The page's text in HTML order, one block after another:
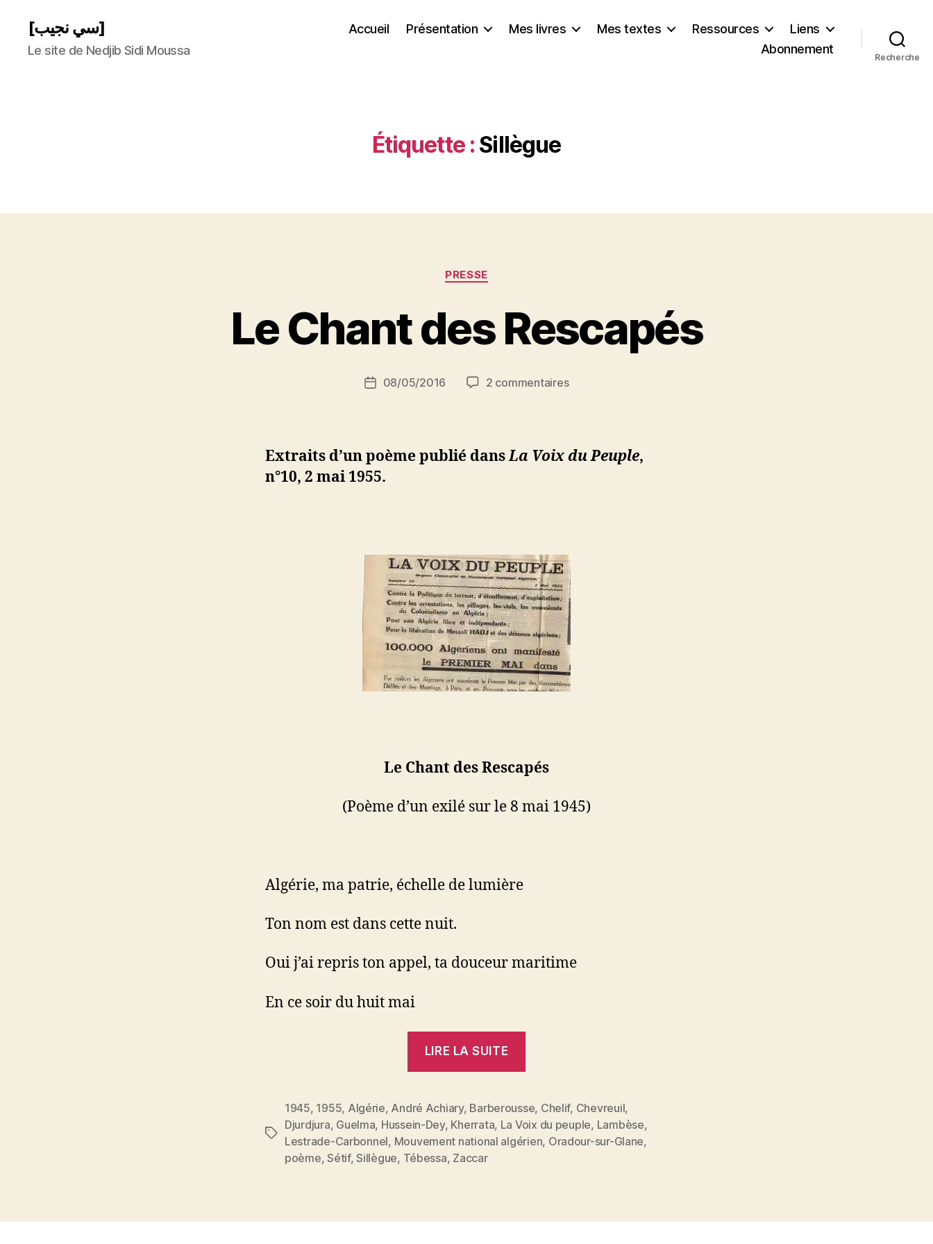
[سي نجيب]
Le site de Nedjib Sidi Moussa
Accueil Présentation Mes livres Mes textes Ressources
Liens
Abonnement
Recherche
Étiquette : Sillègue
Catégories
PRESSE
Le Chant des Rescapés
Auteur
dj
di
s
Date08/05/2016 2 commentairessur
Rescapés
Extraits d’un poème publié dansLa Voix du Peuple,
n°10, 2 mai 1955.
Le Chant des Rescapés
(Poème d’un exilé sur le 8 mai 1945)
Algérie, ma patrie, échelle de lumière
Ton nom est dans cette nuit.
Oui j’ai repris ton appel, ta douceur maritime
En ce soir du huit mai
LIRE LA SUITE
Rescapés »
Étiquettes
1945, 1955, Algérie, André Achiary, Barberousse, Chelif, Chevreuil,
Djurdjura, Guelma, Hussein-Dey, Kherrata, La Voix du peuple, Lambèse,
Lestrade-Carbonnel, Mouvement national algérien, Oradour-sur-Glane,
poème,Sétif,Sillègue, Tébessa, Zaccar